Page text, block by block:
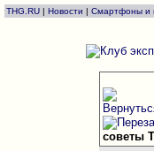
THG.RU | Новости | Смартфоны и
советы